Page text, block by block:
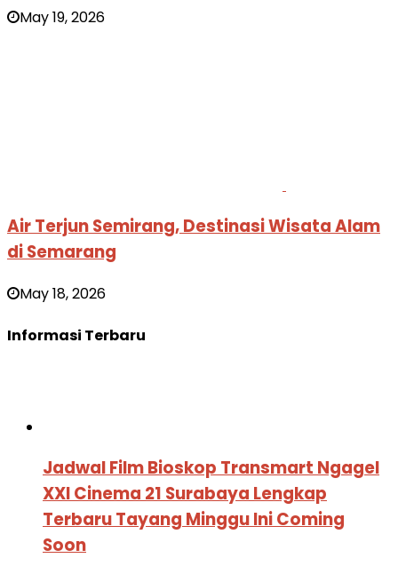
May 19, 2026
Air Terjun Semirang, Destinasi Wisata Alam
di Semarang
May 18, 2026
Informasi Terbaru
Jadwal Film Bioskop Transmart Ngagel
XXI Cinema 21 Surabaya Lengkap
Terbaru Tayang Minggu Ini Coming
Soon